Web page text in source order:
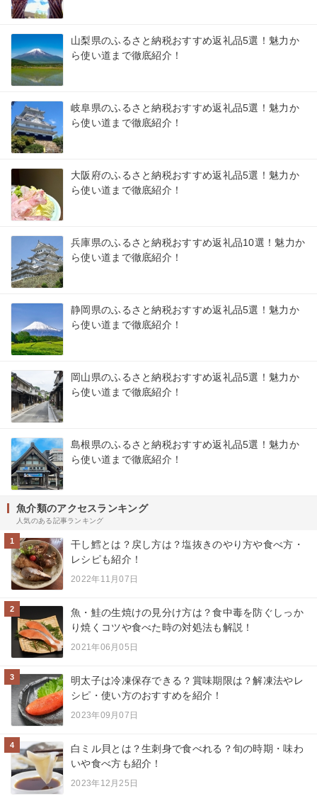
山梨県のふるさと納税おすすめ返礼品5選！魅力か
ら使い道まで徹底紹介！
岐阜県のふるさと納税おすすめ返礼品5選！魅力か
ら使い道まで徹底紹介！
大阪府のふるさと納税おすすめ返礼品5選！魅力か
ら使い道まで徹底紹介！
兵庫県のふるさと納税おすすめ返礼品10選！魅力か
ら使い道まで徹底紹介！
静岡県のふるさと納税おすすめ返礼品5選！魅力か
ら使い道まで徹底紹介！
岡山県のふるさと納税おすすめ返礼品5選！魅力か
ら使い道まで徹底紹介！
島根県のふるさと納税おすすめ返礼品5選！魅力か
ら使い道まで徹底紹介！
魚介類のアクセスランキング
人気のある記事ランキング
1
干し鱈とは？戻し方は？塩抜きのやり方や食べ方・
レシピも紹介！
2022年11月07日
2
魚・鮭の生焼けの見分け方は？食中毒を防ぐしっか
り焼くコツや食べた時の対処法も解説！
2021年06月05日
3
明太子は冷凍保存できる？賞味期限は？解凍法やレ
シピ・使い方のおすすめを紹介！
2023年09月07日
4
白ミル貝とは？生刺身で食べれる？旬の時期・味わ
いや食べ方も紹介！
2023年12月25日